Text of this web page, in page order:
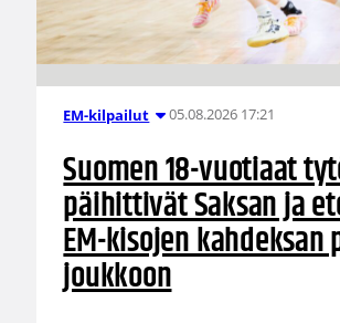
EM-kilpailut 05.08.2026 17:21
Suomen 18-vuotiaat
päihittivät Saksan ja
EM-kisojen kahdeksan
joukkoon